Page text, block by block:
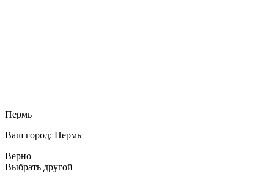
Пермь
Ваш город: Пермь
Верно
Выбрать другой